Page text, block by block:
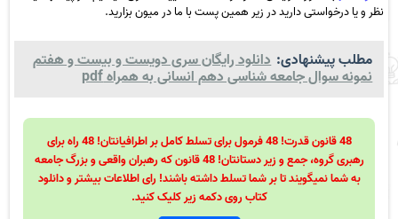
نظر و یا درخواستی دارید در زیر همین پست با ما در میون بزارید.
مطلب پیشنهادی: دانلود رایگان سری دویست و بیست و هفتم
نمونه سوال جامعه شناسی دهم انسانی به همراه pdf
48 قانون قدرت! 48 فرمول برای تسلط کامل بر اطرافیانتان! 48 راه برای
رهبری گروه، جمع و زیر دستانتان! 48 قانون که رهبران واقعی و بزرگ جامعه
به شما نمیگویند تا بر شما تسلط داشته باشند! رای اطلاعات بیشتر و دانلود
کتاب روی دکمه زیر کلیک کنید.